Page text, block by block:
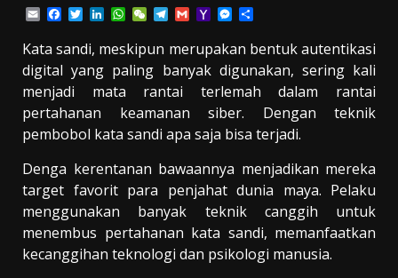
EmailFacebook
TwitterLinkedIn
WhatsApp
WeChatTelegram
GmailYahooMessenger
Kata sandi, meskipun merupakan bentuk autentikasi
digital yang paling banyak digunakan, sering kali
menjadi mata rantai terlemah dalam rantai
pertahanan keamanan siber. Dengan teknik
pembobol kata sandi apa saja bisa terjadi.
Denga kerentanan bawaannya menjadikan mereka
target favorit para penjahat dunia maya. Pelaku
menggunakan banyak teknik canggih untuk
menembus pertahanan kata sandi, memanfaatkan
kecanggihan teknologi dan psikologi manusia.